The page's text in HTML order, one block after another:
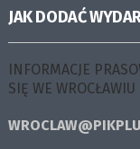
JAK DODAĆ
INFORMACJE
SIĘ WE